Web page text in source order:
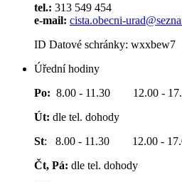
tel.: 313 549 454
e-mail: cista.obecni-
ID Datové schránky: wxxbew7
Úřední hodiny
Po: 8.00 - 11.30 12.00 -
Út: dle tel. dohody
St: 8.00 - 11.30 12.00 -
Čt, Pá: dle tel. dohody